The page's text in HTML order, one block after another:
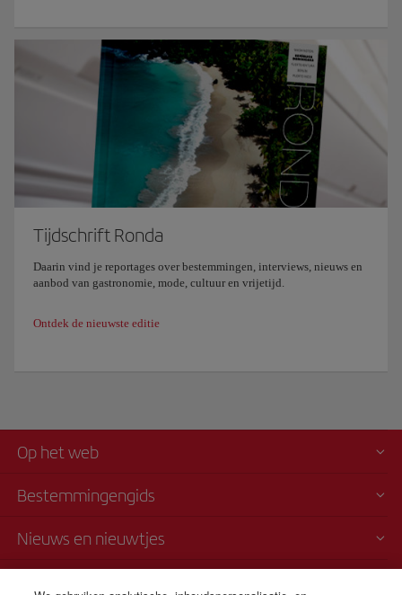
Tijdschrift Ronda
Daarin vind je reportages over bestemmingen, interviews, nieuws en
aanbod van gastronomie, mode, cultuur en vrijetijd.
Ontdek de nieuwste editie
Op het web
Bestemmingengids
Nieuws en nieuwtjes